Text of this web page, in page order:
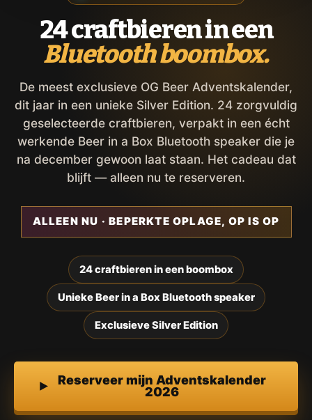
24 craftbieren in een
Bluetooth boombox.
De meest exclusieve OG Beer Adventskalender,
dit jaar in een unieke Silver Edition. 24 zorgvuldig
geselecteerde craftbieren, verpakt in een écht
werkende Beer in a Box Bluetooth speaker die je
na december gewoon laat staan. Het cadeau dat
blijft — alleen nu te reserveren.
ALLEEN NU · BEPERKTE OPLAGE, OP IS OP
24 craftbieren in een boombox
Unieke Beer in a Box Bluetooth speaker
Exclusieve Silver Edition
Reserveer mijn Adventskalender
2026